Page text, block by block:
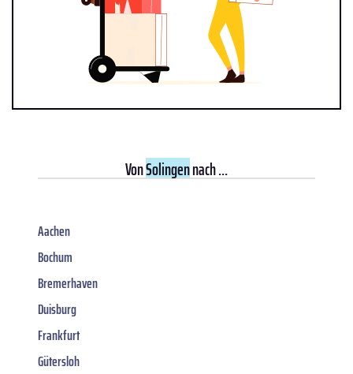
VonSolingennach ...
Aachen
Bochum
Bremerhaven
Duisburg
Frankfurt
Gütersloh